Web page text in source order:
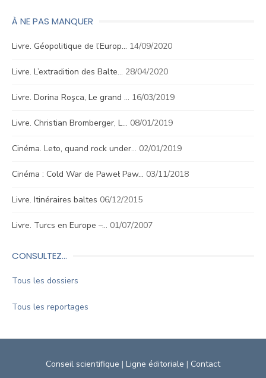
À NE PAS MANQUER
Livre. Géopolitique de l’Europ… 14/09/2020
Livre. L’extradition des Balte… 28/04/2020
Livre. Dorina Roşca, Le grand … 16/03/2019
Livre. Christian Bromberger, L… 08/01/2019
Cinéma. Leto, quand rock under… 02/01/2019
Cinéma : Cold War de Paweł Paw… 03/11/2018
Livre. Itinéraires baltes 06/12/2015
Livre. Turcs en Europe –… 01/07/2007
CONSULTEZ…
Tous les dossiers
Tous les reportages
Conseil scientifique | Ligne éditoriale | Contact